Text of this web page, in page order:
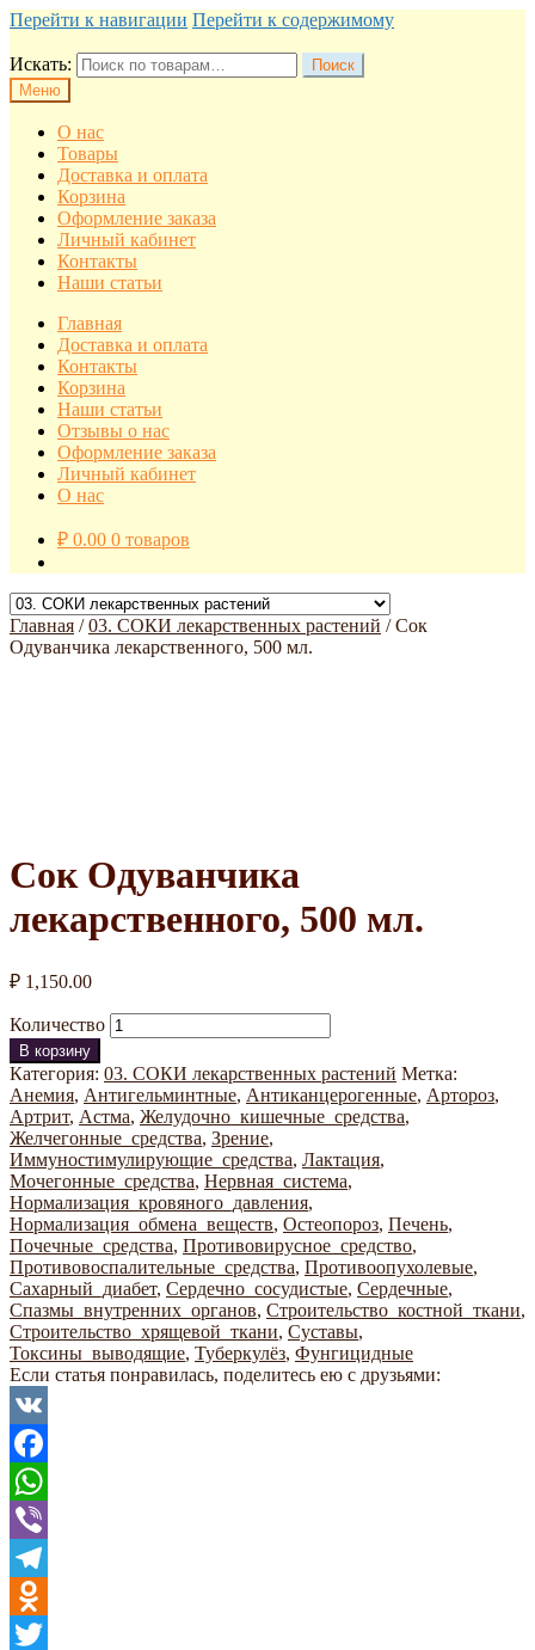
Перейти к навигации Перейти к содержимому
Искать:
Поиск
Меню
О нас
Товары
Доставка и оплата
Корзина
Оформление заказа
Личный кабинет
Контакты
Наши статьи
Главная
Доставка и оплата
Контакты
Корзина
Наши статьи
Отзывы о нас
Оформление заказа
Личный кабинет
О нас
₽ 0.00 0 товаров
Главная /03. СОКИ лекарственных растений /Сок
Одуванчика лекарственного, 500 мл.
Сок Одуванчика
лекарственного, 500 мл.
₽ 1,150.00
Количество
В корзину
Категория: 03. СОКИ лекарственных растений Метка:
Анемия, Антигельминтные, Антиканцерогенные, Артороз,
Артрит, Астма, Желудочно_кишечные_средства,
Желчегонные_средства, Зрение,
Иммуностимулирующие_средства, Лактация,
Мочегонные_средства, Нервная_система,
Нормализация_кровяного_давления,
Нормализация_обмена_веществ, Остеопороз, Печень,
Почечные_средства, Противовирусное_средство,
Противовоспалительные_средства, Противоопухолевые,
Сахарный_диабет, Сердечно_сосудистые, Сердечные,
Спазмы_внутренних_органов, Строительство_костной_ткани,
Строительство_хрящевой_ткани, Суставы,
Токсины_выводящие, Туберкулёз, Фунгицидные
Если статья понравилась, поделитесь ею с друзьями:
VK
Facebook
WhatsApp
Viber
Telegram
Odnoklassniki